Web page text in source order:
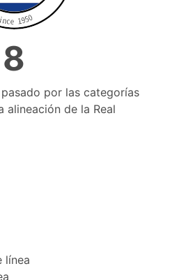
8
por las categorías
alineación de la Real
línea